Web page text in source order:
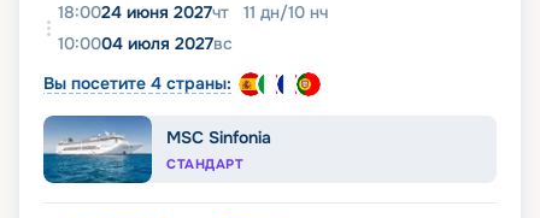
18:0024 июня 2027чт 11 дн/10 нч
10:0004 июля 2027вс
Вы посетите 4 страны:
MSC Sinfonia
СТАНДАРТ